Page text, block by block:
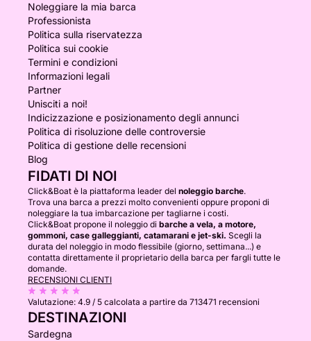
Noleggiare la mia barca
Professionista
Politica sulla riservatezza
Politica sui cookie
Termini e condizioni
Informazioni legali
Partner
Unisciti a noi!
Indicizzazione e posizionamento degli annunci
Politica di risoluzione delle controversie
Politica di gestione delle recensioni
Blog
FIDATI DI NOI
Click&Boat è la piattaforma leader del noleggio barche.
Trova una barca a prezzi molto convenienti oppure proponi di
noleggiare la tua imbarcazione per tagliarne i costi.
Click&Boat propone il noleggio di barche a vela, a motore,
gommoni, case galleggianti, catamarani e jet-ski. Scegli la
durata del noleggio in modo flessibile (giorno, settimana...) e
contatta direttamente il proprietario della barca per fargli tutte le
domande.
RECENSIONI CLIENTI
Valutazione: 4.9 / 5 calcolata a partire da 713471 recensioni
DESTINAZIONI
Sardegna